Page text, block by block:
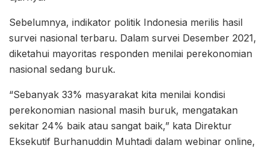
Sebelumnya, indikator politik Indonesia merilis hasil
survei nasional terbaru. Dalam survei Desember 2021,
diketahui mayoritas responden menilai perekonomian
nasional sedang buruk.
“Sebanyak 33% masyarakat kita menilai kondisi
perekonomian nasional masih buruk, mengatakan
sekitar 24% baik atau sangat baik,” kata Direktur
Eksekutif Burhanuddin Muhtadi dalam webinar online,